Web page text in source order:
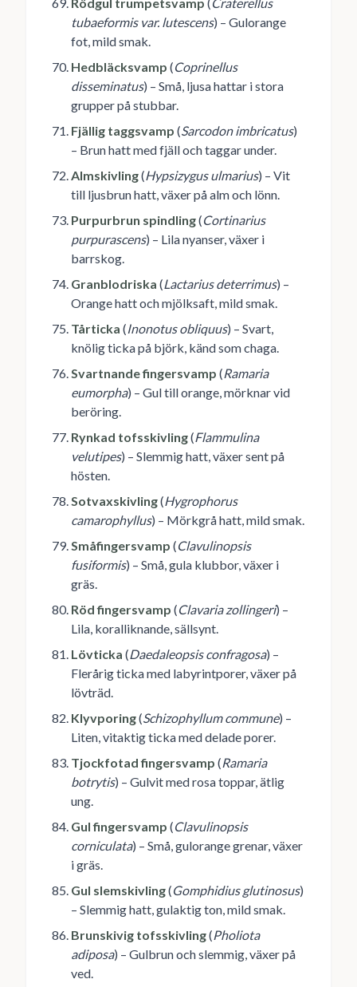
tubaeformis var. lutescens) – Gulorange
fot, mild smak.
Hedbläcksvamp (Coprinellus
disseminatus) – Små, ljusa hattar i stora
grupper på stubbar.
Fjällig taggsvamp (Sarcodon imbricatus)
– Brun hatt med fjäll och taggar under.
Almskivling(Hypsizygus ulmarius) – Vit
till ljusbrun hatt, växer på alm och lönn.
Purpurbrun spindling(Cortinarius
purpurascens) – Lila nyanser, växer i
barrskog.
Granblodriska (Lactarius deterrimus) –
Orange hatt och mjölksaft, mild smak.
Tårticka (Inonotus obliquus) – Svart,
knölig ticka på björk, känd som chaga.
Svartnande fingersvamp (Ramaria
eumorpha) – Gul till orange, mörknar vid
beröring.
Rynkad tofsskivling(Flammulina
velutipes) – Slemmig hatt, växer sent på
hösten.
Sotvaxskivling(Hygrophorus
camarophyllus) – Mörkgrå hatt, mild smak.
Småfingersvamp (Clavulinopsis
fusiformis) – Små, gula klubbor, växer i
gräs.
Röd fingersvamp (Clavaria zollingeri) –
Lila, koralliknande, sällsynt.
Lövticka (Daedaleopsis confragosa) –
Flerårig ticka med labyrintporer, växer på
lövträd.
Klyvporing(Schizophyllum commune) –
Liten, vitaktig ticka med delade porer.
Tjockfotad fingersvamp (Ramaria
botrytis) – Gulvit med rosa toppar, ätlig
ung.
Gul fingersvamp (Clavulinopsis
corniculata) – Små, gulorange grenar, växer
i gräs.
Gul slemskivling(Gomphidius glutinosus)
– Slemmig hatt, gulaktig ton, mild smak.
Brunskivig tofsskivling(Pholiota
adiposa) – Gulbrun och slemmig, växer på
ved.